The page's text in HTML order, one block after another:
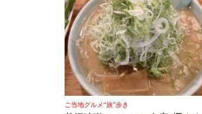
ご当地グルメ“旅”歩き